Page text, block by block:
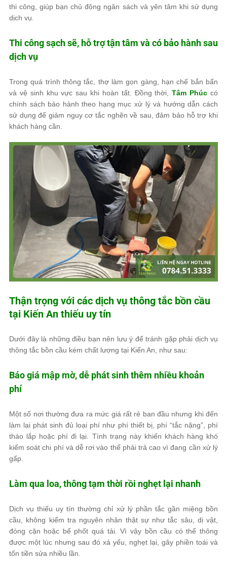
thi công, giúp bạn chủ động ngân sách và yên tâm khi sử dụng
dịch vụ.
Thi công sạch sẽ, hỗ trợ tận tâm và có bảo hành sau
dịch vụ
Trong quá trình thông tắc, thợ làm gọn gàng, hạn chế bắn bẩn
và vệ sinh khu vực sau khi hoàn tất. Đồng thời,Tâm Phúc có
chính sách bảo hành theo hạng mục xử lý và hướng dẫn cách
sử dụng để giảm nguy cơ tắc nghẽn về sau, đảm bảo hỗ trợ khi
khách hàng cần.
Thận trọng với các dịch vụ thông tắc bồn cầu
tại Kiến An thiếu uy tín
Dưới đây là những điều bạn nên lưu ý để tránh gặp phải dịch vụ
thông tắc bồn cầu kém chất lượng tại Kiến An, như sau:
Báo giá mập mờ, dễ phát sinh thêm nhiều khoản
phí
Một số nơi thường đưa ra mức giá rất rẻ ban đầu nhưng khi đến
làm lại phát sinh đủ loại phí như phí thiết bị, phí “tắc nặng”, phí
tháo lắp hoặc phí đi lại. Tình trạng này khiến khách hàng khó
kiểm soát chi phí và dễ rơi vào thế phải trả cao vì đang cần xử lý
gấp.
Làm qua loa, thông tạm thời rồi nghẹt lại nhanh
Dịch vụ thiếu uy tín thường chỉ xử lý phần tắc gần miệng bồn
cầu, không kiểm tra nguyên nhân thật sự như tắc sâu, dị vật,
đóng cặn hoặc bể phốt quá tải. Vì vậy bồn cầu có thể thông
được một lúc nhưng sau đó xả yếu, nghẹt lại, gây phiền toái và
tốn tiền sửa nhiều lần.